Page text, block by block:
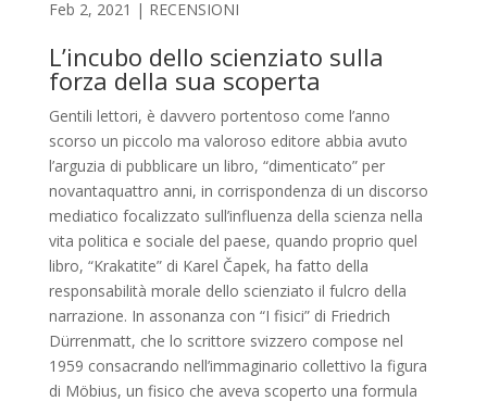
Feb 2, 2021 | RECENSIONI
L’incubo dello scienziato sulla
forza della sua scoperta
Gentili lettori, è davvero portentoso come l’anno
scorso un piccolo ma valoroso editore abbia avuto
l’arguzia di pubblicare un libro, “dimenticato” per
novantaquattro anni, in corrispondenza di un discorso
mediatico focalizzato sull’influenza della scienza nella
vita politica e sociale del paese, quando proprio quel
libro, “Krakatite” di Karel Čapek, ha fatto della
responsabilità morale dello scienziato il fulcro della
narrazione. In assonanza con “I fisici” di Friedrich
Dürrenmatt, che lo scrittore svizzero compose nel
1959 consacrando nell’immaginario collettivo la figura
di Möbius, un fisico che aveva scoperto una formula